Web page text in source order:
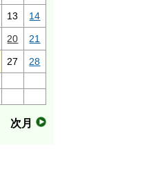
13 14
20 21
27 28
次月